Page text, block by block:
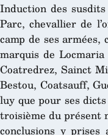
Induction des
Parc, chevallier de
camp de ses
marquis de
Coatredrez, Sainct
Bestou, Coatsauff,
luy que pour ses
troisième du présent
conclusions y